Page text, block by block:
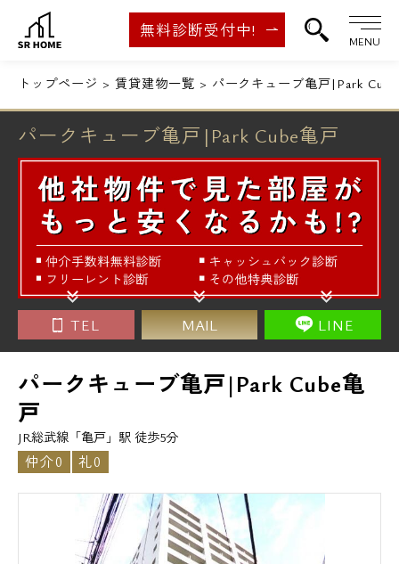
無料診断受付中!
MENU
トップページ 賃貸建物一覧 パークキューブ亀戸|Park
パークキューブ亀戸|Park Cube亀戸
TEL MAIL LINE
パークキューブ亀戸|Park Cube亀
戸
JR総武線「亀戸」駅 徒歩5分
仲介0 礼0